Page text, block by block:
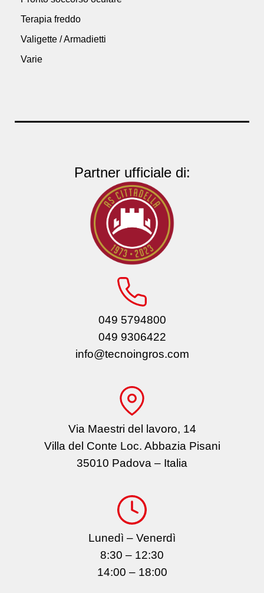
Terapia freddo
Valigette / Armadietti
Varie
Partner ufficiale di:
049 5794800
049 9306422
info@tecnoingros.com
Via Maestri del lavoro, 14
Villa del Conte Loc. Abbazia Pisani
35010 Padova – Italia
Lunedì – Venerdì
8:30 – 12:30
14:00 – 18:00